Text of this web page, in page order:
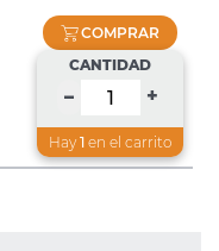
COMPRAR
CANTIDAD
– +
Hay 1 en el carrito